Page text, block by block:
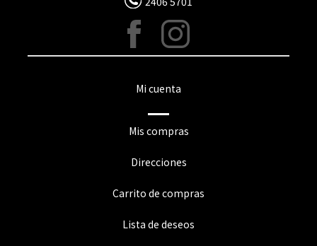
Mi cuenta
Mis compras
Direcciones
Carrito de compras
Lista de deseos